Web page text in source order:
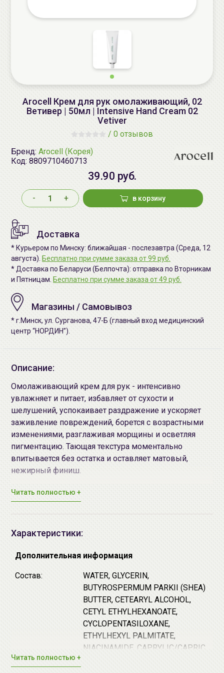
Arocell Крем для рук омолаживающий, 02
Ветивер | 50мл | Intensive Hand Cream 02
Vetiver
/ 0 отзывов
Бренд: Arocell (Корея)
Код: 8809710460713
39.90 руб.
- + в корзину
Доставка
* Курьером по Минску: ближайшая - послезавтра (Среда, 12
августа). Бесплатно при сумме заказа от 99 руб.
* Доставка по Беларуси (Белпочта): отправка по Вторникам
и Пятницам. Бесплатно при сумме заказа от 49 руб.
Магазины / Самовывоз
* г.Минск, ул. Сурганова, 47-Б (главный вход медицинский
центр “НОРДИН”).
Описание:
Омолаживающий крем для рук - интенсивно
увлажняет и питает, избавляет от сухости и
шелушений, успокаивает раздражение и ускоряет
заживление повреждений, борется с возрастными
изменениями, разглаживая морщины и осветляя
пигментацию. Тающая текстура моментально
впитывается без остатка и оставляет матовый,
нежирный финиш.
Обладает освежающим ароматом ветивера. Верхние
ноты: лемонграсс, голубика, ветивер. Ноты сердца:
картофель, огурец, ландыш. Базовые ноты: роза,
успокаивающее действие;
омолаживающее действие;
разглаживающий эффект;
выравнивание тона.
Основные действующие компоненты:
5% Biolipid Shea (Butyrospermum Parkii Butter
(50,000 ppm), Candida Bombicola/glucose/methyl
Читать полностью +
Характеристики:
Дополнительная информация
Состав:
WATER, GLYCERIN,
BUTYROSPERMUM PARKII (SHEA)
BUTTER, CETEARYL ALCOHOL,
CETYL ETHYLHEXANOATE,
CYCLOPENTASILOXANE,
ETHYLHEXYL PALMITATE,
NIACINAMIDE, CAPRYLIC/CAPRIC
Читать полностью +